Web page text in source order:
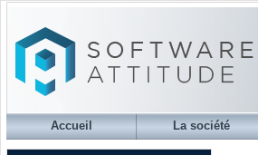
Accueil La société